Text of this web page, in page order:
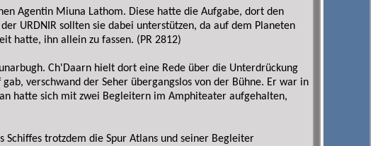
Agentin Miuna Lathom. Diese hatte die Aufgabe, dort den
URDNIR sollten sie dabei unterstützen, da auf dem Planeten
hatte, ihn allein zu fassen. (PR 2812)
Ch'Daarn hielt dort eine Rede über die Unterdrückung
verschwand der Seher übergangslos von der Bühne. Er war in
hatte sich mit zwei Begleitern im Amphiteater aufgehalten,
trotzdem die Spur Atlans und seiner Begleiter